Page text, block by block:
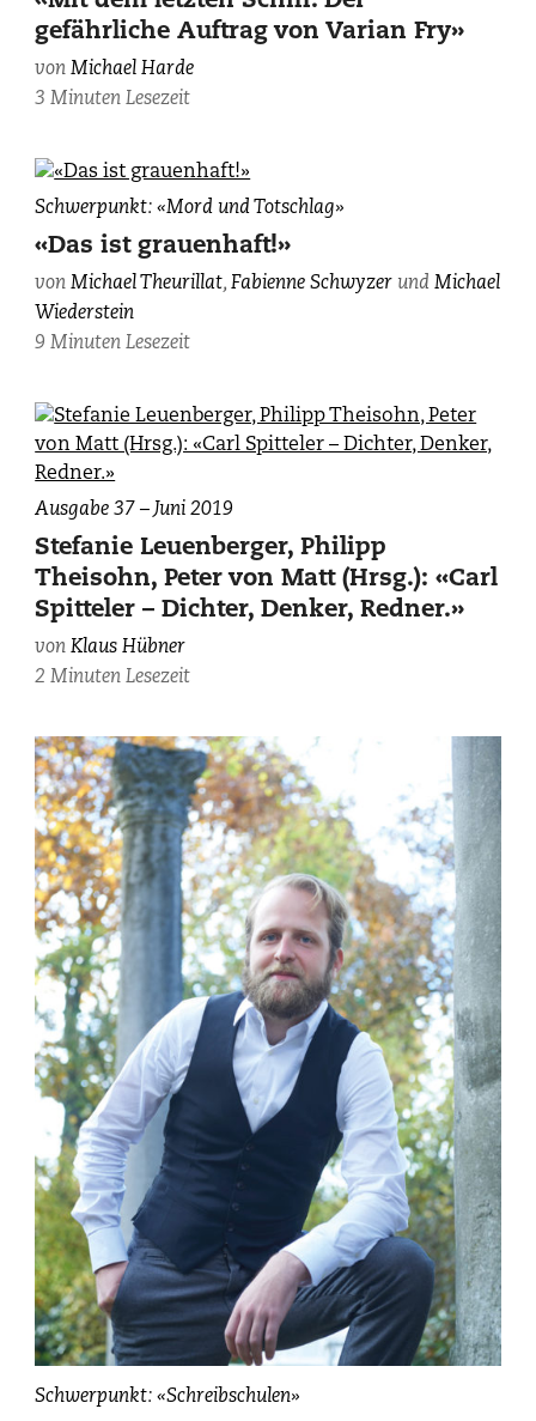
gefährliche Auftrag von Varian Fry»
vonMichael Harde
3 Minuten Lesezeit
Schwerpunkt: «Mord und Totschlag»
«Das ist grauenhaft!»
vonMichael Theurillat,Fabienne Schwyzer undMichael
Wiederstein
9 Minuten Lesezeit
Ausgabe 37 – Juni 2019
Stefanie Leuenberger, Philipp
Theisohn, Peter von Matt (Hrsg.): «Carl
Spitteler – Dichter, Denker, Redner.»
vonKlaus Hübner
2 Minuten Lesezeit
Demian
Schwerpunkt: «Schreibschulen»